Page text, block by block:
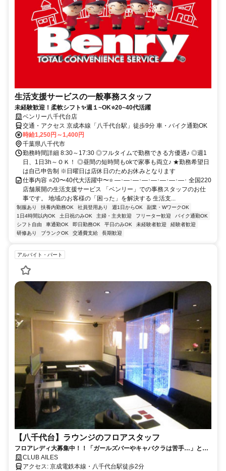
生活支援サービスの一般事務スタッフ
未経験歓迎！柔軟シフト✨週１~OK⭐20~40代活躍
ベンリー八千代台店
交通・アクセス 京成本線「八千代台駅」徒歩9分 車・バイク通勤OK
時給1,250円～1,400円
千葉県八千代市
勤務時間詳細 8:30～17:30 ◎フルタイムで勤務できる方優遇♪ ◎週1
日、1日3h～ＯＫ！ ◎昼間の短時間もokで家事も両立♪ ★勤務希望日
は自己申告制 ※日曜日は店休日のためお休みとなります
仕事内容 ⭐20〜40代大活躍中〜⭐ ―･―･―･―･―･―･―･―･ 全国220
店舗展開の生活支援サービス 「ベンリー」での事務スタッフのお仕
事です。 地域のお客様の「困った」を解決する 生活支...
制服あり 扶養内勤務OK 社員登用あり 週1日からOK
副業・WワークOK
1日4時間以内OK
土日祝のみOK 主婦・主夫歓迎 フリーター歓迎
バイク通勤OK
シフト自由
車通勤OK 即日勤務OK 平日のみOK 未経験者歓迎
経験者歓迎
研修あり
ブランクOK 交通費支給 長期歓迎
アルバイト・パート
【八千代台】ラウンジのフロアスタッフ
フロアレディ大募集中！！「ガールズバーやキャバクラは苦手…」とい
う方にオススメ！初心者向きの気軽なラウンジで楽しくスタートしませ
んか！◎お給料は初日から完全全額日払い制！◎週末だけの出勤大歓
CLUB AILES
アクセス: 京成電鉄本線・八千代台駅徒歩2分